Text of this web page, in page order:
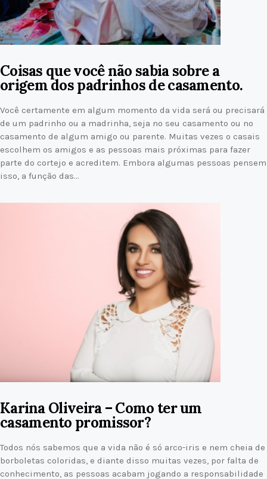
Coisas que você não sabia sobre a
origem dos padrinhos de casamento.
Você certamente em algum momento da vida será ou precisará
de um padrinho ou a madrinha, seja no seu casamento ou no
casamento de algum amigo ou parente. Muitas vezes o casais
escolhem os amigos e as pessoas mais próximas para fazer
parte do cortejo e acreditem. Embora algumas pessoas pensem
isso, a função das…
Karina Oliveira – Como ter um
casamento promissor?
Todos nós sabemos que a vida não é só arco-iris e nem cheia de
borboletas coloridas, e diante disso muitas vezes, por falta de
conhecimento, as pessoas acabam jogando a responsabilidade